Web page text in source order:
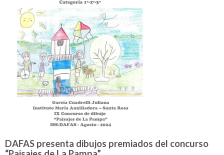
DAFAS presenta dibujos premiados del concurso